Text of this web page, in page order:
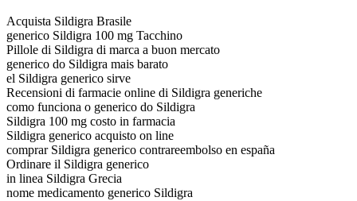
Acquista Sildigra Brasile
generico Sildigra 100 mg Tacchino
Pillole di Sildigra di marca a buon mercato
generico do Sildigra mais barato
el Sildigra generico sirve
Recensioni di farmacie online di Sildigra generiche
como funciona o generico do Sildigra
Sildigra 100 mg costo in farmacia
Sildigra generico acquisto on line
comprar Sildigra generico contrareembolso en españa
Ordinare il Sildigra generico
in linea Sildigra Grecia
nome medicamento generico Sildigra